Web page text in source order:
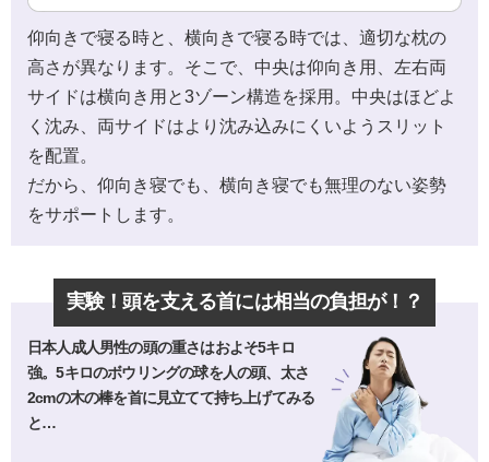
仰向きで寝る時と、横向きで寝る時では、適切な枕の
高さが異なります。そこで、中央は仰向き用、左右両
サイドは横向き用と3ゾーン構造を採用。中央はほどよ
く沈み、両サイドはより沈み込みにくいようスリット
を配置。
だから、仰向き寝でも、横向き寝でも無理のない姿勢
をサポートします。
実験！頭を支える首には相当の負担が！？
日本人成人男性の頭の重さはおよそ5キロ
強。5キロのボウリングの球を人の頭、太さ
2cmの木の棒を首に見立てて持ち上げてみる
と…